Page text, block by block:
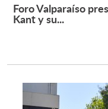
Foro Valparaíso
Kant y su...